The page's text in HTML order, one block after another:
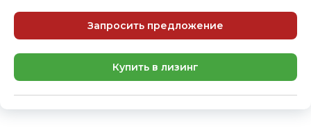
Запросить предложение
Купить в лизинг